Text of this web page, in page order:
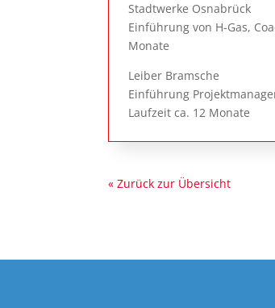
Stadtwerke Osnabrück
Einführung von H-Gas,
Monate
Leiber Bramsche
Einführung
Laufzeit ca. 12 Monate
« Zurück zur Übersicht